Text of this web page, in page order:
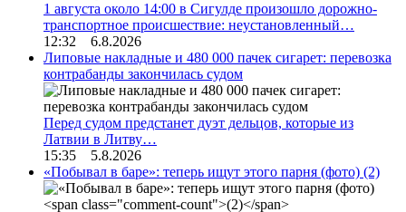
1 августа около 14:00 в Сигулде произошло дорожно-
транспортное происшествие: неустановленный…
12:32 6.8.2026
Липовые накладные и 480 000 пачек сигарет: перевозка
контрабанды закончилась судом
Перед судом предстанет дуэт дельцов, которые из
Латвии в Литву…
15:35 5.8.2026
«Побывал в баре»: теперь ищут этого парня (фото) (2)